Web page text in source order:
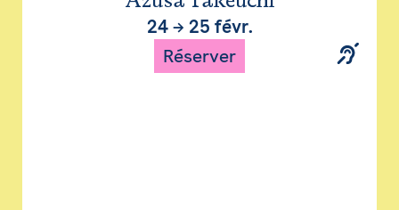
24→ 25 févr.
Réserver